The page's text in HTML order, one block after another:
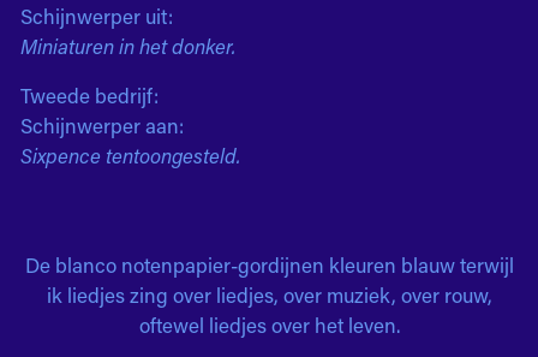
Schijnwerper uit:
Miniaturen in het donker.
Tweede bedrijf:
Schijnwerper aan:
Sixpence tentoongesteld.
De blanco notenpapier-gordijnen kleuren blauw terwijl
ik liedjes zing over liedjes, over muziek, over rouw,
oftewel liedjes over het leven.